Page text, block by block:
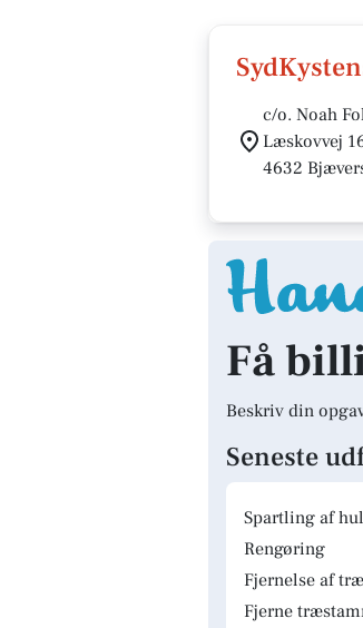
c/o. Noah
Læskovvej
4632
Få
Beskriv din
Seneste
Spartling af
Rengøring
Fjernelse af
Fjerne